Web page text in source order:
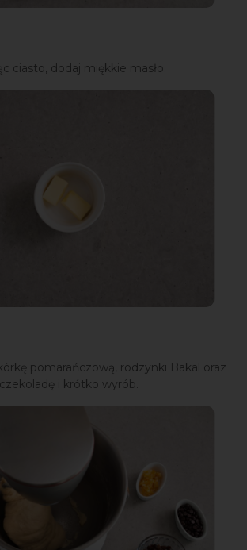
ciasto, dodaj miękkie masło.
pomarańczową, rodzynki Bakal oraz
i krótko wyrób.